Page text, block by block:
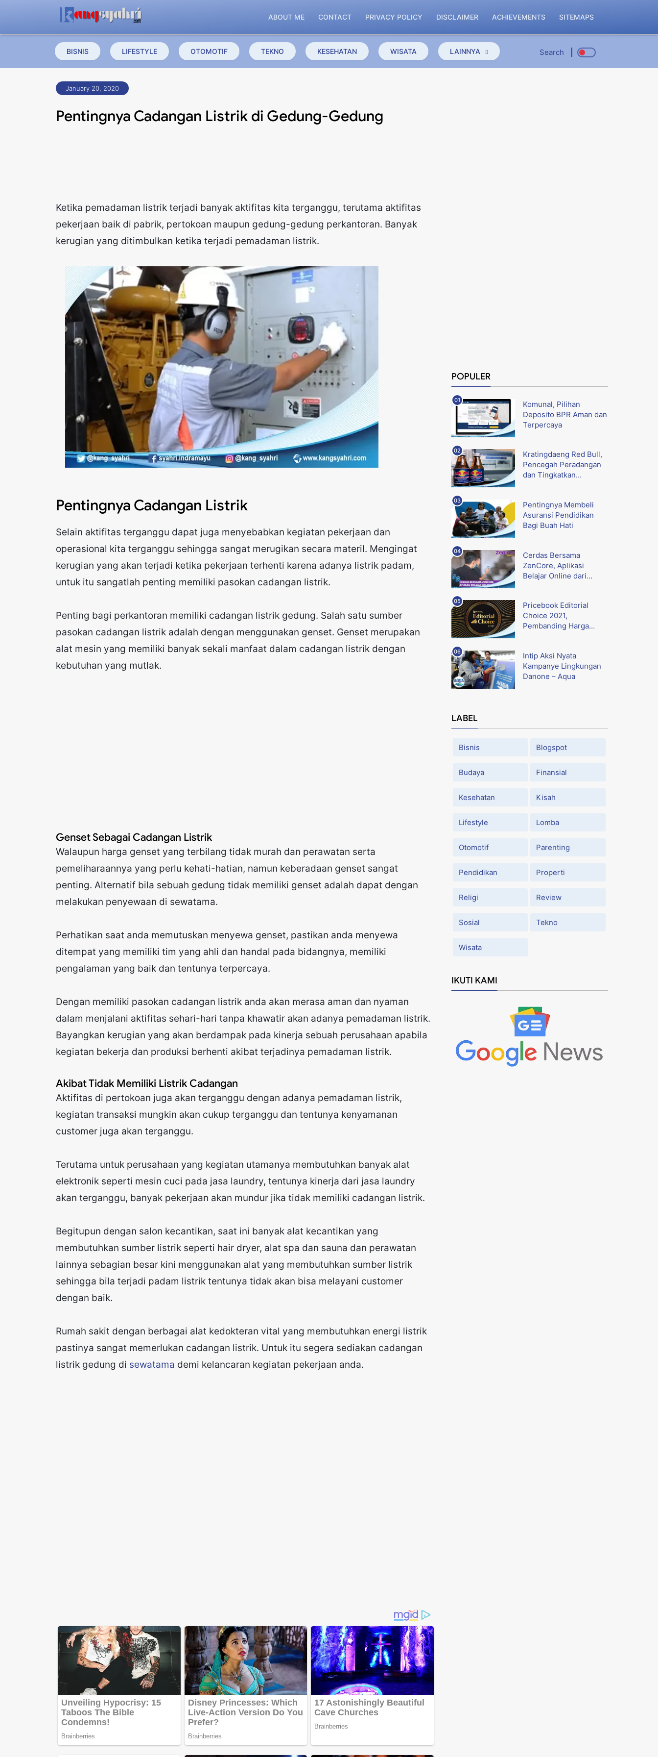
ABOUT ME CONTACT PRIVACY POLICY DISCLAIMER ACHIEVEMENTS SITEMAPS
BISNIS LIFESTYLE OTOMOTIF TEKNO KESEHATAN WISATA LAINNYA Search
January 20, 2020
Pentingnya Cadangan Listrik di Gedung-Gedung
Ketika pemadaman listrik terjadi banyak aktifitas kita terganggu, terutama aktifitas
pekerjaan baik di pabrik, pertokoan maupun gedung-gedung perkantoran. Banyak
kerugian yang ditimbulkan ketika terjadi pemadaman listrik.
Pentingnya Cadangan Listrik
Selain aktifitas terganggu dapat juga menyebabkan kegiatan pekerjaan dan
operasional kita terganggu sehingga sangat merugikan secara materil. Mengingat
kerugian yang akan terjadi ketika pekerjaan terhenti karena adanya listrik padam,
untuk itu sangatlah penting memiliki pasokan cadangan listrik.
Penting bagi perkantoran memiliki cadangan listrik gedung. Salah satu sumber
pasokan cadangan listrik adalah dengan menggunakan genset. Genset merupakan
alat mesin yang memiliki banyak sekali manfaat dalam cadangan listrik dengan
kebutuhan yang mutlak.
Genset Sebagai Cadangan Listrik
Walaupun harga genset yang terbilang tidak murah dan perawatan serta
pemeliharaannya yang perlu kehati-hatian, namun keberadaan genset sangat
penting. Alternatif bila sebuah gedung tidak memiliki genset adalah dapat dengan
melakukan penyewaan di sewatama.
Perhatikan saat anda memutuskan menyewa genset, pastikan anda menyewa
ditempat yang memiliki tim yang ahli dan handal pada bidangnya, memiliki
pengalaman yang baik dan tentunya terpercaya.
Dengan memiliki pasokan cadangan listrik anda akan merasa aman dan nyaman
dalam menjalani aktifitas sehari-hari tanpa khawatir akan adanya pemadaman listrik.
Bayangkan kerugian yang akan berdampak pada kinerja sebuah perusahaan apabila
kegiatan bekerja dan produksi berhenti akibat terjadinya pemadaman listrik.
Akibat Tidak Memiliki Listrik Cadangan
Aktifitas di pertokoan juga akan terganggu dengan adanya pemadaman listrik,
kegiatan transaksi mungkin akan cukup terganggu dan tentunya kenyamanan
customer juga akan terganggu.
Terutama untuk perusahaan yang kegiatan utamanya membutuhkan banyak alat
elektronik seperti mesin cuci pada jasa laundry, tentunya kinerja dari jasa laundry
akan terganggu, banyak pekerjaan akan mundur jika tidak memiliki cadangan listrik.
Begitupun dengan salon kecantikan, saat ini banyak alat kecantikan yang
membutuhkan sumber listrik seperti hair dryer, alat spa dan sauna dan perawatan
lainnya sebagian besar kini menggunakan alat yang membutuhkan sumber listrik
sehingga bila terjadi padam listrik tentunya tidak akan bisa melayani customer
dengan baik.
Rumah sakit dengan berbagai alat kedokteran vital yang membutuhkan energi listrik
pastinya sangat memerlukan cadangan listrik. Untuk itu segera sediakan cadangan
listrik gedung di sewatama demi kelancaran kegiatan pekerjaan anda.
POPULER
Komunal, Pilihan
Deposito BPR Aman dan
Terpercaya
Kratingdaeng Red Bull,
Pencegah Peradangan
dan Tingkatkan
Pentingnya Membeli
Asuransi Pendidikan
Bagi Buah Hati
Cerdas Bersama
ZenCore, Aplikasi
Belajar Online dari
Pricebook Editorial
Choice 2021,
Pembanding Harga
Intip Aksi Nyata
Kampanye Lingkungan
Danone – Aqua
LABEL
Bisnis Blogspot
Budaya Finansial
Kesehatan Kisah
Lifestyle Lomba
Otomotif Parenting
Pendidikan Properti
Religi Review
Sosial Tekno
Wisata
IKUTI KAMI